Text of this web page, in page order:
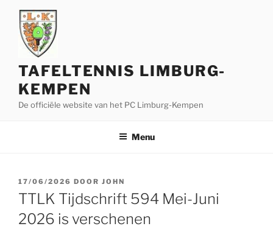
inhoud
TAFELTENNIS LIMBURG-
KEMPEN
De officiële website van het PC Limburg-Kempen
Menu
GEPLAATST
OP
17/06/2026 DOOR JOHN
TTLK Tijdschrift 594 Mei-Juni
2026 is verschenen